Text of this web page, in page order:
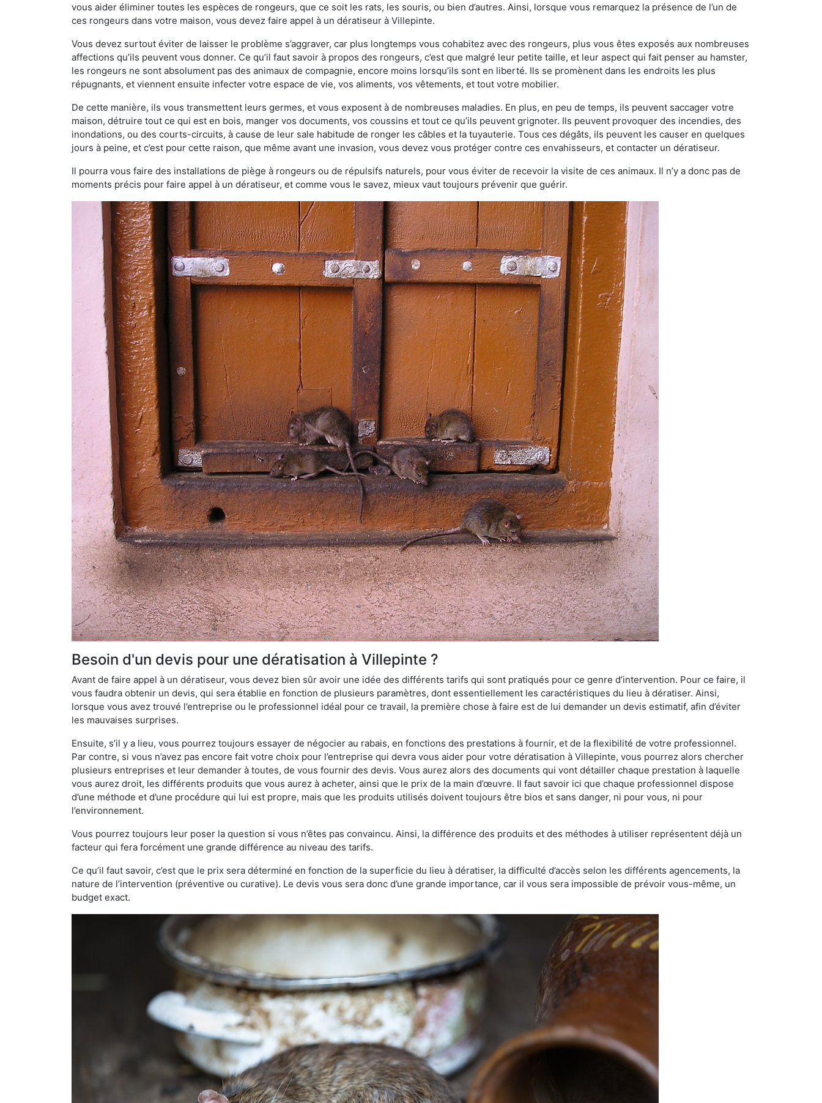
vous aider éliminer toutes les espèces de rongeurs, que ce soit les rats, les souris, ou bien d’autres. Ainsi, lorsque vous remarquez la présence de l’un de
ces rongeurs dans votre maison, vous devez faire appel à un dératiseur à Villepinte.
Vous devez surtout éviter de laisser le problème s’aggraver, car plus longtemps vous cohabitez avec des rongeurs, plus vous êtes exposés aux nombreuses
affections qu’ils peuvent vous donner. Ce qu’il faut savoir à propos des rongeurs, c’est que malgré leur petite taille, et leur aspect qui fait penser au hamster,
les rongeurs ne sont absolument pas des animaux de compagnie, encore moins lorsqu’ils sont en liberté. Ils se promènent dans les endroits les plus
répugnants, et viennent ensuite infecter votre espace de vie, vos aliments, vos vêtements, et tout votre mobilier.
De cette manière, ils vous transmettent leurs germes, et vous exposent à de nombreuses maladies. En plus, en peu de temps, ils peuvent saccager votre
maison, détruire tout ce qui est en bois, manger vos documents, vos coussins et tout ce qu’ils peuvent grignoter. Ils peuvent provoquer des incendies, des
inondations, ou des courts-circuits, à cause de leur sale habitude de ronger les câbles et la tuyauterie. Tous ces dégâts, ils peuvent les causer en quelques
jours à peine, et c’est pour cette raison, que même avant une invasion, vous devez vous protéger contre ces envahisseurs, et contacter un dératiseur.
Il pourra vous faire des installations de piège à rongeurs ou de répulsifs naturels, pour vous éviter de recevoir la visite de ces animaux. Il n’y a donc pas de
moments précis pour faire appel à un dératiseur, et comme vous le savez, mieux vaut toujours prévenir que guérir.
Besoin d'un devis pour une dératisation à Villepinte ?
Avant de faire appel à un dératiseur, vous devez bien sûr avoir une idée des différents tarifs qui sont pratiqués pour ce genre d’intervention. Pour ce faire, il
vous faudra obtenir un devis, qui sera établie en fonction de plusieurs paramètres, dont essentiellement les caractéristiques du lieu à dératiser. Ainsi,
lorsque vous avez trouvé l’entreprise ou le professionnel idéal pour ce travail, la première chose à faire est de lui demander un devis estimatif, afin d’éviter
les mauvaises surprises.
Ensuite, s’il y a lieu, vous pourrez toujours essayer de négocier au rabais, en fonctions des prestations à fournir, et de la flexibilité de votre professionnel.
Par contre, si vous n’avez pas encore fait votre choix pour l’entreprise qui devra vous aider pour votre dératisation à Villepinte, vous pourrez alors chercher
plusieurs entreprises et leur demander à toutes, de vous fournir des devis. Vous aurez alors des documents qui vont détailler chaque prestation à laquelle
vous aurez droit, les différents produits que vous aurez à acheter, ainsi que le prix de la main d’œuvre. Il faut savoir ici que chaque professionnel dispose
d’une méthode et d’une procédure qui lui est propre, mais que les produits utilisés doivent toujours être bios et sans danger, ni pour vous, ni pour
l’environnement.
Vous pourrez toujours leur poser la question si vous n’êtes pas convaincu. Ainsi, la différence des produits et des méthodes à utiliser représentent déjà un
facteur qui fera forcément une grande différence au niveau des tarifs.
Ce qu’il faut savoir, c’est que le prix sera déterminé en fonction de la superficie du lieu à dératiser, la difficulté d’accès selon les différents agencements, la
nature de l’intervention (préventive ou curative). Le devis vous sera donc d’une grande importance, car il vous sera impossible de prévoir vous-même, un
budget exact.